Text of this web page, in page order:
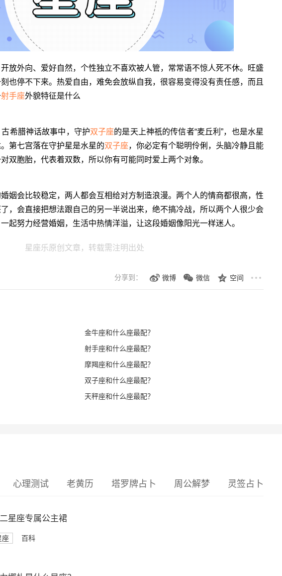
开放外向、爱好自然，个性独立不喜欢被人管，常常语不惊人死不休。旺盛
也停不下来。热爱自由，难免会放纵自我，很容易变得没有责任感，而且
射手座外貌特征是什么
希腊神话故事中，守护双子座的是天上神祇的传信者“麦丘利”，也是水星
第七宫落在守护星是水星的双子座，你必定有个聪明伶俐，头脑冷静且能
双胞胎，代表着双数，所以你有可能同时爱上两个对象。
婚姻会比较稳定，两人都会互相给对方制造浪漫。两个人的情商都很高，性
，会直接把想法跟自己的另一半说出来，绝不搞冷战，所以两个人很少会
起努力经营婚姻，生活中热情洋溢，让这段婚姻像阳光一样迷人。
星座乐原创文章，转载需注明出处
分享到： 微博 微信 空间
金牛座和什么座最配？
射手座和什么座最配？
摩羯座和什么座最配？
双子座和什么座最配？
天秤座和什么座最配？
心理测试 老黄历 塔罗牌占卜 周公解梦 灵签占卜
星座专属公主裙
座 百科